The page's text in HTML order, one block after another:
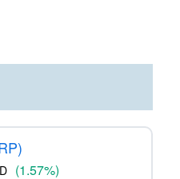
(1.57%)